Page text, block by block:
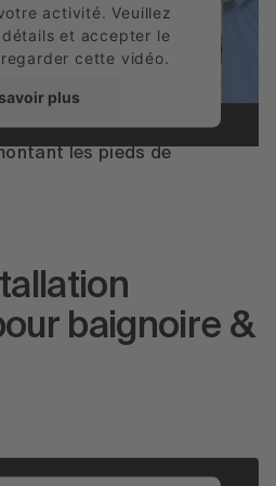
activité. Veuillez
et accepter le
cette vidéo.
plus Bette
les pieds de
baignoire &